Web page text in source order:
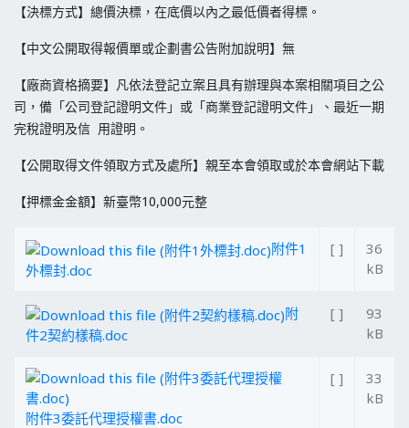
【決標方式】總價決標，在底價以內之最低價者得標。
【中文公開取得報價單或企劃書公告附加說明】無
【廠商資格摘要】凡依法登記立案且具有辦理與本案相關項目之公
司，備「公司登記證明文件」或「商業登記證明文件」、最近一期
完稅證明及信 用證明。
【公開取得文件領取方式及處所】親至本會領取或於本會網站下載
【押標金金額】新臺幣10,000元整
附件1
外標封.doc
[ ]
36
kB
附
件2契約樣稿.doc
[ ]
93
kB
附件3委託代理授權書.doc
[ ]
33
kB